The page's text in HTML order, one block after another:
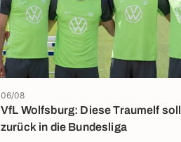
VfL Wolfsburg: Diese Traumelf soll
zurück in die Bundesliga
06/08